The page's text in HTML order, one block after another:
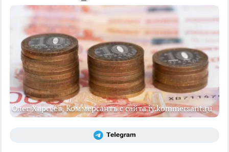
Олег Харсеев, Коммерсантъ с сайта iy.kommersant.ru